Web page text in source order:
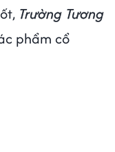
Trường Tương
phẩm cổ